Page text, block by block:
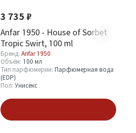
3 735 ₽
Anfar 1950 - House of Sorbet
Tropic Swirt, 100 ml
Бренд: Anfar 1950
Объём: 100 мл
Тип парфюмерии: Парфюмерная вода
(EDP)
Пол: Унисекс